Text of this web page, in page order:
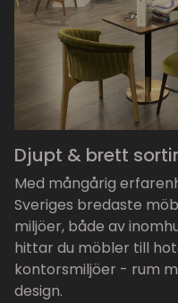
Djupt & brett
Med mångårig
Sveriges bredaste
miljöer, både av
hittar du möbler till
kontorsmiljöer - rum
design.